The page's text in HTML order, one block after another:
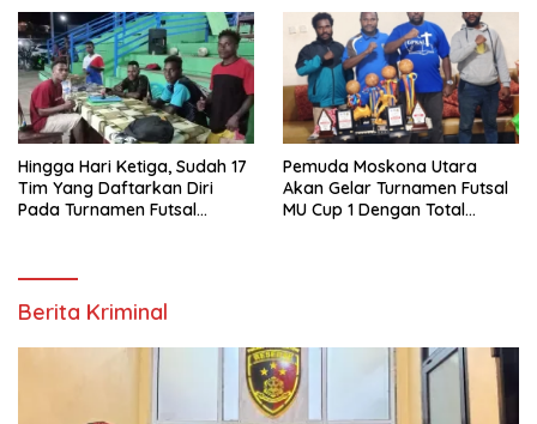
Hingga Hari Ketiga, Sudah 17
Tim Yang Daftarkan Diri
Pada Turnamen Futsal
Pemuda Moskona Utara
Akan Gelar Turnamen Futsal
MU Cup 1 Dengan Total
Berita Kriminal